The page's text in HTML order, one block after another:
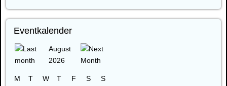
Eventkalender
August
2026
M T W T F S
S